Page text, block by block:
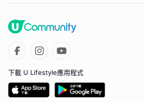
下載 U Lifestyle應用程式